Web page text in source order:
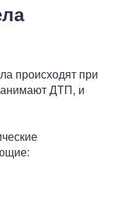
происходят при
ДТП, и